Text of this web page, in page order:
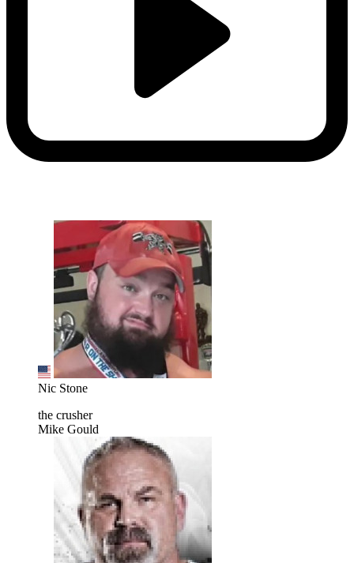
Nic Stone
the crusher
Mike Gould